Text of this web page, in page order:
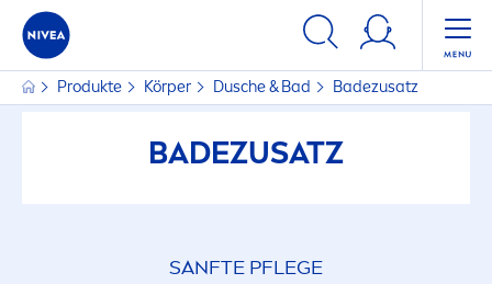
Produkte Körper Dusche & Bad Badezusatz
BADEZUSATZ
SANFTE PFLEGE